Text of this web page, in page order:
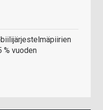
% vuoden